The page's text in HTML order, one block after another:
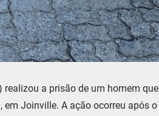
realizou a prisão de um homem que
Joinville. A ação ocorreu após o